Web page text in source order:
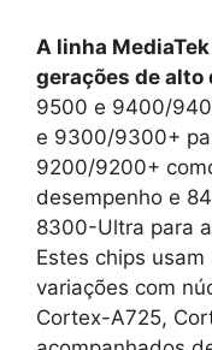
A linha
gerações de alto
9500 e 9400/
e 9300/9300+
9200/9200+
desempenho e
8300-Ultra para
Estes chips
variações com
Cortex-A725,